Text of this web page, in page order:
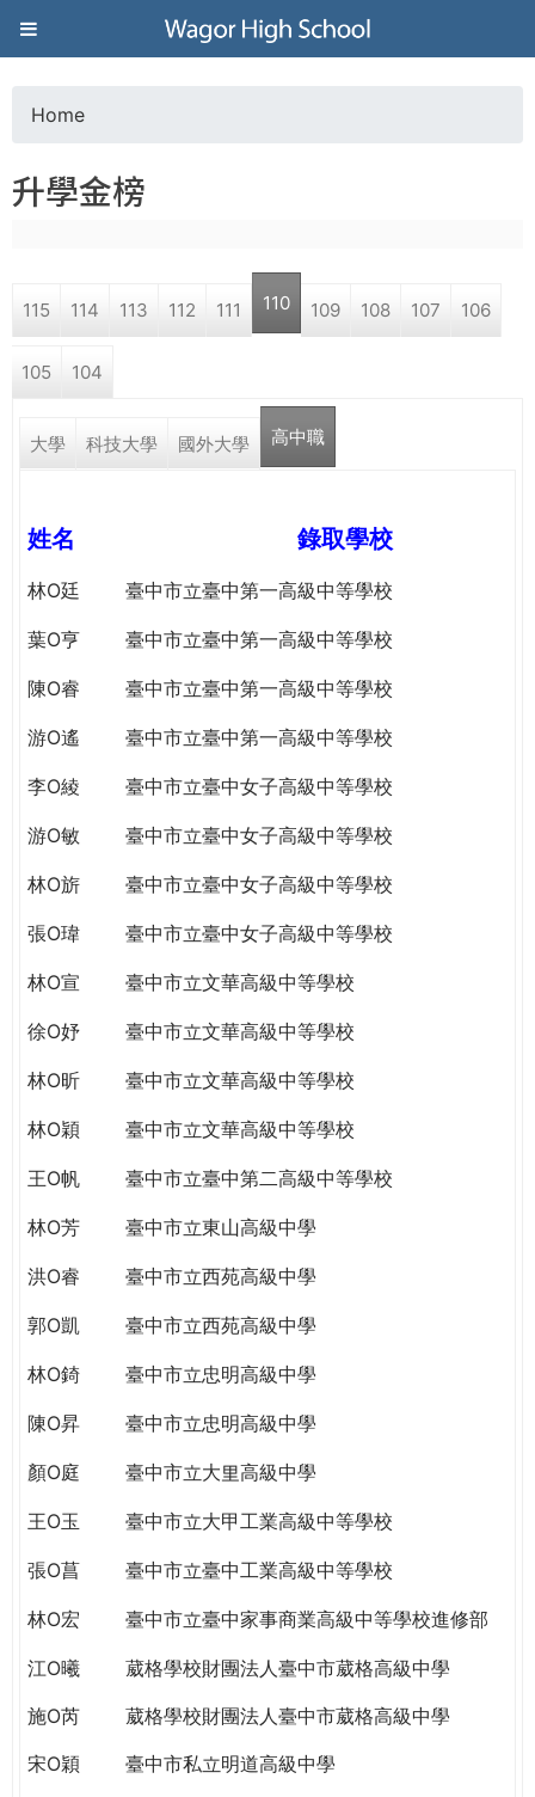
Jump to navigation
葳
格
高
學
民。
WAGOR
TODAY
THE
TOMORROW
YOU
ON
PATH
GLOBAL
CITIZENSHIP
o
a
r
e
e
e
Home
升學金榜
115 114 113 112 111 110 109 108 107 106
105 104
大學 科技大學 國外大學 高中職
姓名 錄取學校
林O廷 臺中市立臺中第一高級中等學校
葉O亨 臺中市立臺中第一高級中等學校
陳O睿 臺中市立臺中第一高級中等學校
游O遙 臺中市立臺中第一高級中等學校
李O綾 臺中市立臺中女子高級中等學校
游O敏 臺中市立臺中女子高級中等學校
林O旂 臺中市立臺中女子高級中等學校
張O瑋 臺中市立臺中女子高級中等學校
林O宣 臺中市立文華高級中等學校
徐O妤 臺中市立文華高級中等學校
林O昕 臺中市立文華高級中等學校
林O穎 臺中市立文華高級中等學校
王O帆 臺中市立臺中第二高級中等學校
林O芳 臺中市立東山高級中學
洪O睿 臺中市立西苑高級中學
郭O凱 臺中市立西苑高級中學
林O錡 臺中市立忠明高級中學
陳O昇 臺中市立忠明高級中學
顏O庭 臺中市立大里高級中學
王O玉 臺中市立大甲工業高級中等學校
張O菖 臺中市立臺中工業高級中等學校
林O宏 臺中市立臺中家事商業高級中等學校進修部
江O曦
葳格學校財團法人臺中市葳格高級中學
施O芮
葳格學校財團法人臺中市葳格高級中學
宋O穎
臺中市私立明道高級中學